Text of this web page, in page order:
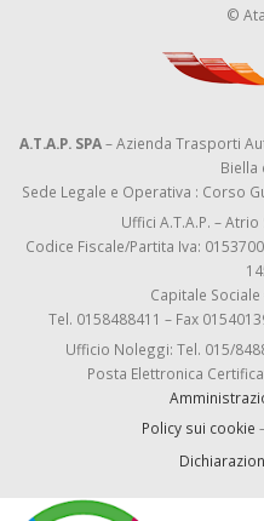
©
A.T.A.P. SPA– Azienda Trasporti
Biella
Sede Legale e Operativa : Corso
Uffici A.T.A.P. –
Codice Fiscale/Partita Iva:
Capitale Sociale
Tel. 0158488411 – Fax
Ufficio Noleggi: Tel. 015/
Posta Elettronica
Policy sui cookie